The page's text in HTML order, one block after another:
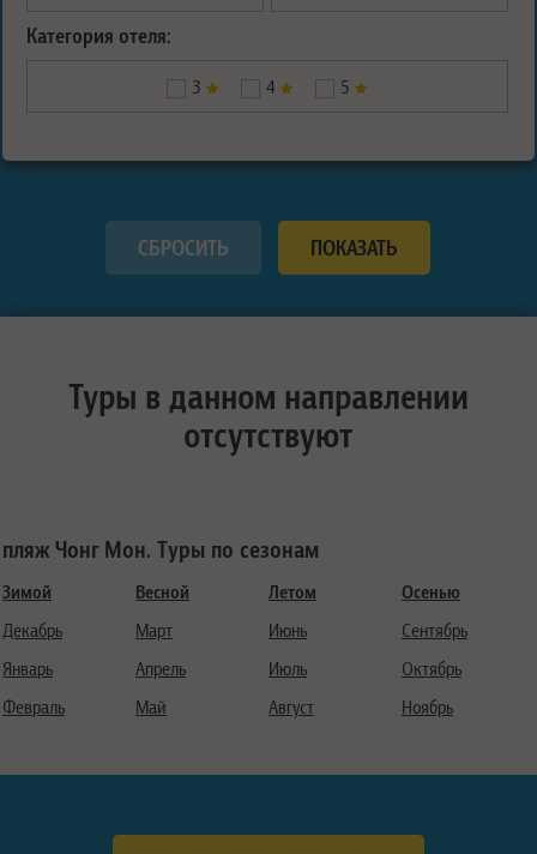
Категория отеля:
3 4 5
Туры в данном направлении
отсутствуют
пляж Чонг Мон. Туры по сезонам
Зимой
Декабрь
Январь
Февраль
Весной
Март
Апрель
Май
Летом
Июнь
Июль
Август
Осенью
Сентябрь
Октябрь
Ноябрь